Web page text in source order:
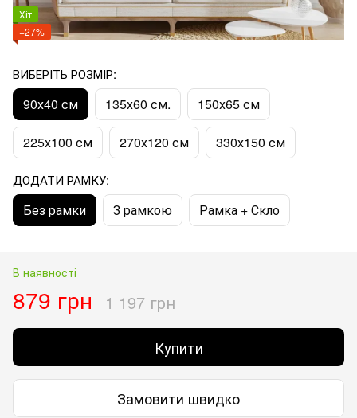
Хіт
−27%
ВИБЕРІТЬ РОЗМІР:
90х40 см 135х60 см. 150х65 см
225х100 см 270х120 см 330х150 см
ДОДАТИ РАМКУ:
Без рамки З рамкою Рамка + Скло
В наявності
879 грн 1 197 грн
Купити
Замовити швидко